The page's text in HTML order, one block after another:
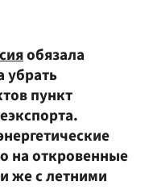
обязала
убрать
пункт
на откровенные
же с летними